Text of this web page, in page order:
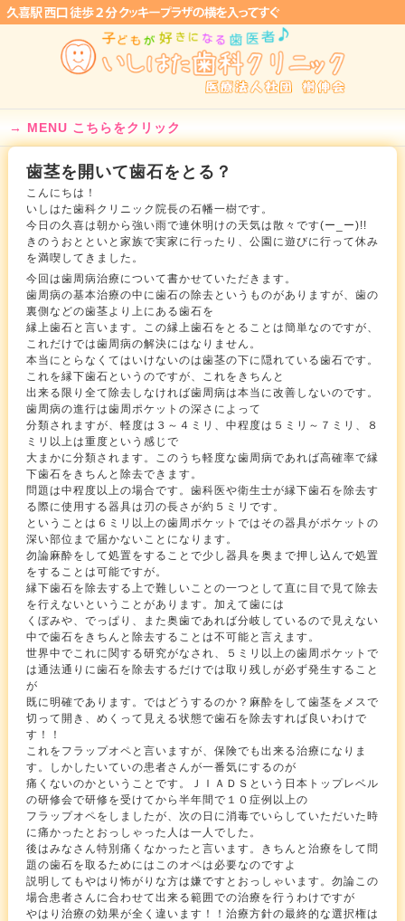
MENU こちらをクリック
歯茎を開いて歯石をとる？
こんにちは！
いしはた歯科クリニック院長の石幡一樹です。
今日の久喜は朝から強い雨で連休明けの天気は散々です(ー_ー)!!
きのうおとといと家族で実家に行ったり、公園に遊びに行って休み
を満喫してきました。
今回は歯周病治療について書かせていただきます。
歯周病の基本治療の中に歯石の除去というものがありますが、歯の
裏側などの歯茎より上にある歯石を
縁上歯石と言います。この縁上歯石をとることは簡単なのですが、
これだけでは歯周病の解決にはなりません。
本当にとらなくてはいけないのは歯茎の下に隠れている歯石です。
これを縁下歯石というのですが、これをきちんと
出来る限り全て除去しなければ歯周病は本当に改善しないのです。
歯周病の進行は歯周ポケットの深さによって
分類されますが、軽度は３～４ミリ、中程度は５ミリ～７ミリ、８
ミリ以上は重度という感じで
大まかに分類されます。このうち軽度な歯周病であれば高確率で縁
下歯石をきちんと除去できます。
問題は中程度以上の場合です。歯科医や衛生士が縁下歯石を除去す
る際に使用する器具は刃の長さが約５ミリです。
ということは６ミリ以上の歯周ポケットではその器具がポケットの
深い部位まで届かないことになります。
勿論麻酔をして処置をすることで少し器具を奥まで押し込んで処置
をすることは可能ですが。
縁下歯石を除去する上で難しいことの一つとして直に目で見て除去
を行えないということがあります。加えて歯には
くぼみや、でっぱり、また奥歯であれば分岐しているので見えない
中で歯石をきちんと除去することは不可能と言えます。
世界中でこれに関する研究がなされ、５ミリ以上の歯周ポケットで
は通法通りに歯石を除去するだけでは取り残しが必ず発生すること
が
既に明確であります。ではどうするのか？麻酔をして歯茎をメスで
切って開き、めくって見える状態で歯石を除去すれば良いわけで
す！！
これをフラップオペと言いますが、保険でも出来る治療になりま
す。しかしたいていの患者さんが一番気にするのが
痛くないのかということです。ＪＩＡＤＳという日本トップレベル
の研修会で研修を受けてから半年間で１０症例以上の
フラップオペをしましたが、次の日に消毒でいらしていただいた時
に痛かったとおっしゃった人は一人でした。
後はみなさん特別痛くなかったと言います。きちんと治療をして問
題の歯石を取るためにはこのオペは必要なのですよ
説明してもやはり怖がりな方は嫌ですとおっしゃいます。勿論この
場合患者さんに合わせて出来る範囲での治療を行うわけですが
やはり治療の効果が全く違います！！治療方針の最終的な選択権は